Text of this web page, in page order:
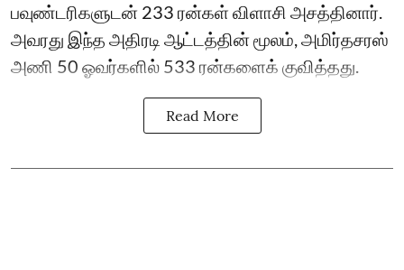
பவுண்டரிகளுடன் 233 ரன்கள் விளாசி அசத்தினார்.
அவரது இந்த அதிரடி ஆட்டத்தின் மூலம், அமிர்தசரஸ்
அணி 50 ஓவர்களில் 533 ரன்களைக் குவித்தது.
Read More